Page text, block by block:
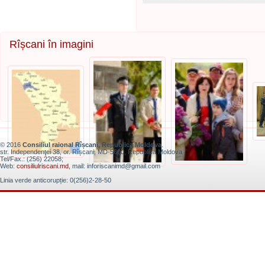
Rîșcani în imagini
© 2016 Consiliul raional Rîșcani, Republica Moldova
str. Independenţei 38, or. Rîșcani, MD-5600, Republica Moldova
Tel/Fax.: (256) 22058;
Web: consiliulriscani.md , mail: inforiscanimd@gmail.com
Linia verde anticorupție: 0(256)2-28-50